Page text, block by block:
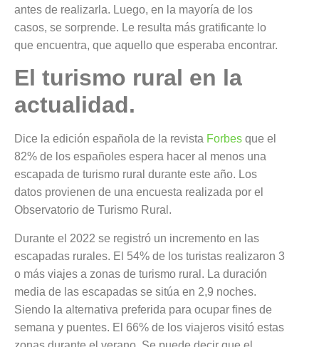
antes de realizarla. Luego, en la mayoría de los
casos, se sorprende. Le resulta más gratificante lo
que encuentra, que aquello que esperaba encontrar.
El turismo rural en la
actualidad.
Dice la edición española de la revista Forbes que el
82% de los españoles espera hacer al menos una
escapada de turismo rural durante este año. Los
datos provienen de una encuesta realizada por el
Observatorio de Turismo Rural.
Durante el 2022 se registró un incremento en las
escapadas rurales. El 54% de los turistas realizaron 3
o más viajes a zonas de turismo rural. La duración
media de las escapadas se sitúa en 2,9 noches.
Siendo la alternativa preferida para ocupar fines de
semana y puentes. El 66% de los viajeros visitó estas